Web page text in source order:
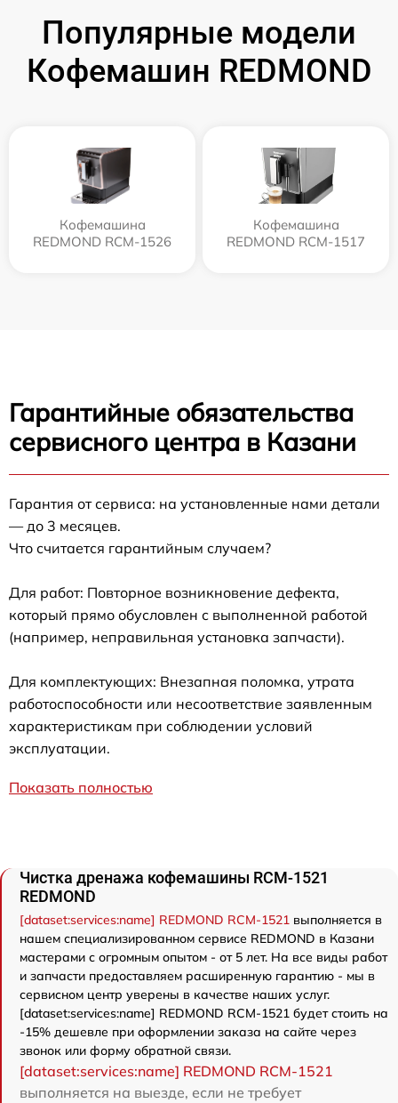
Популярные модели
Кофемашин REDMOND
Кофемашина
REDMOND RCM-1526
Кофемашина
REDMOND RCM-1517
Гарантийные обязательства
сервисного центра в Казани
Гарантия от сервиса: на установленные нами детали
— до 3 месяцев.
Что считается гарантийным случаем?
Для работ: Повторное возникновение дефекта,
который прямо обусловлен с выполненной работой
(например, неправильная установка запчасти).
Для комплектующих: Внезапная поломка, утрата
работоспособности или несоответствие заявленным
характеристикам при соблюдении условий
эксплуатации.
Показать полностью
Чистка дренажа кофемашины RCM-1521
REDMOND
[dataset:services:name] REDMOND RCM-1521 выполняется в
нашем специализированном сервисе REDMOND в Казани
мастерами с огромным опытом - от 5 лет. На все виды работ
и запчасти предоставляем расширенную гарантию - мы в
сервисном центр уверены в качестве наших услуг.
[dataset:services:name] REDMOND RCM-1521 будет стоить на
-15% дешевле при оформлении заказа на сайте через
звонок или форму обратной связи.
[dataset:services:name] REDMOND RCM-1521
выполняется на выезде, если не требует